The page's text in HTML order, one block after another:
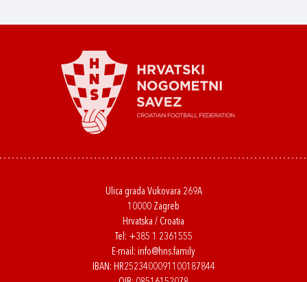
Ulica grada Vukovara 269A
10000 Zagreb
Hrvatska / Croatia
Tel: +385 1 2361555
E-mail: info@hns.family
IBAN: HR2523400091100187844